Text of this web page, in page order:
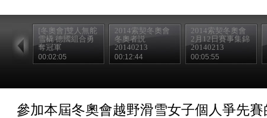
[冬奧會]雙人無舵
雪橇 德國組合勇
奪冠軍
00:02:05
2014索契冬奧會
冬奧者説
20140213
00:12:44
2014索契冬奧會
2月12日賽事集錦
20140213
00:05:55
參加本屆冬奧會越野滑雪女子個人爭先